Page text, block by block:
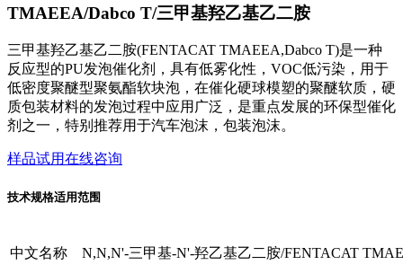
TMAEEA/Dabco T/三甲基羟乙基乙二胺
三甲基羟乙基乙二胺(FENTACAT TMAEEA,Dabco T)是一种
反应型的PU发泡催化剂，具有低雾化性，VOC低污染，用于
低密度聚醚型聚氨酯软块泡，在催化硬球模塑的聚醚软质，硬
质包装材料的发泡过程中应用广泛，是重点发展的环保型催化
剂之一，特别推荐用于汽车泡沫，包装泡沫。
样品试用在线咨询
技术规格适用范围
中文名称
N,N,N'-三甲基-N'-羟乙基乙二胺/FENTACAT